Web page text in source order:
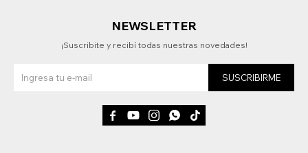
NEWSLETTER
¡Suscribite y recibí todas nuestras novedades!
SUSCRIBIRME
    